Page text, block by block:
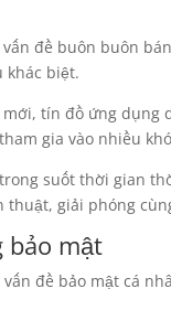
đề buôn buôn
khác biệt.
tín đồ ứng
gia vào nhiều
suốt thời gian
giải phóng
bảo mật
đề bảo mật cá